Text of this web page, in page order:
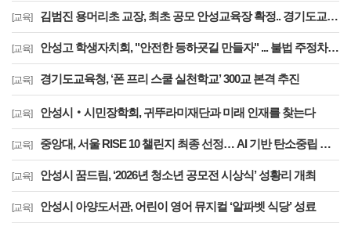
[교육] 김범진 용머리초 교장, 최초 공모 안성교육장 확정.. 경기도교육청, 전국 최초 지역추천 교육장 공모 첫 결실
[교육] 안성고 학생자치회, "안전한 등하굣길 만들자" ... 불법 주정차 해소 위해 직접 나섰다
[교육] 경기도교육청, ‘폰 프리 스쿨 실천학교’ 300교 본격 추진
[교육] 안성시‧시민장학회, 귀뚜라미재단과 미래 인재를 찾는다
[교육] 중앙대, 서울 RISE 10 챌린지 최종 선정… AI 기반 탄소중립 도시 구현을 위한 장기 연구 본격화
[교육] 안성시 꿈드림, ‘2026년 청소년 공모전 시상식’ 성황리 개최
[교육] 안성시 아양도서관, 어린이 영어 뮤지컬 ‘알파벳 식당’ 성료